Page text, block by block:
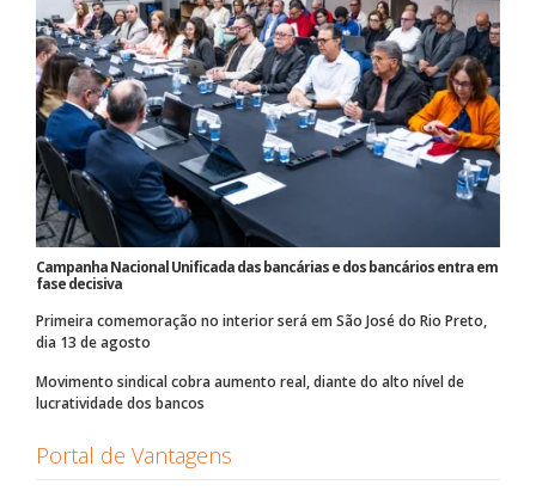
Campanha Nacional Unificada das bancárias e dos bancários entra em
fase decisiva
Primeira comemoração no interior será em São José do Rio Preto,
dia 13 de agosto
Movimento sindical cobra aumento real, diante do alto nível de
lucratividade dos bancos
Portal de Vantagens